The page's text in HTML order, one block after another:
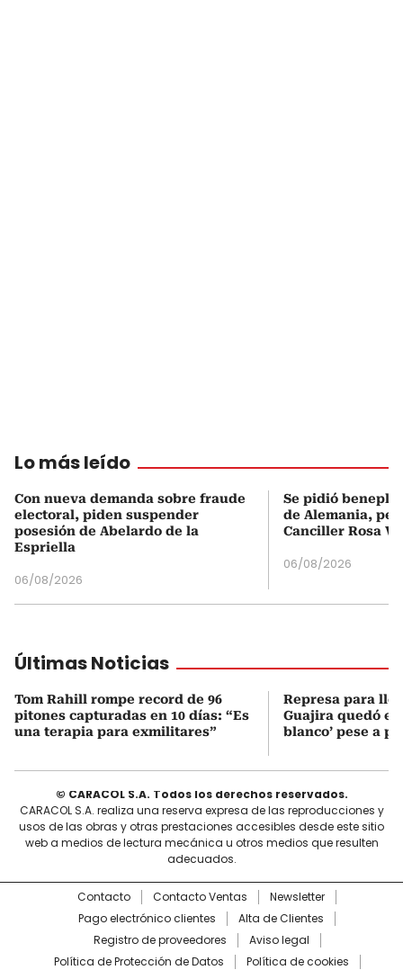
Lo más leído
Con nueva demanda sobre fraude
electoral, piden suspender
posesión de Abelardo de la
Espriella
06/08/2026
Se pidió
de Alemania,
Canciller Rosa
06/08/2026
Últimas Noticias
Tom Rahill rompe record de 96
pitones capturadas en 10 días: “Es
una terapia para exmilitares”
Represa para
Guajira quedó en
blanco’ pese a
© CARACOL S.A. Todos los derechos reservados.
CARACOL S.A. realiza una reserva expresa de las reproducciones y
usos de las obras y otras prestaciones accesibles desde este sitio
web a medios de lectura mecánica u otros medios que resulten
adecuados.
Contacto Contacto Ventas
Newsletter
Pago electrónico clientes
Alta de Clientes
Registro de proveedores
Aviso legal
Política de Protección de Datos
Política de cookies